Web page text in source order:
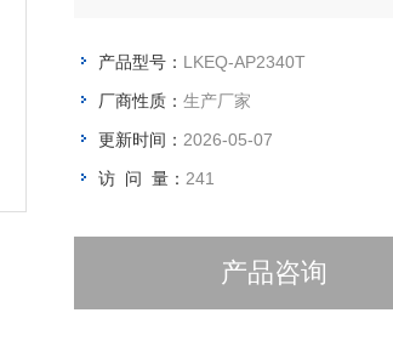
产品型号： LKEQ-AP2340T
厂商性质： 生产厂家
更新时间： 2026-05-07
访 问 量： 241
产品咨询